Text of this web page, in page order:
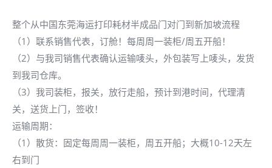
整个从中国东莞海运打印耗材半成品门对门到新加坡流程
（1）联系销售代表，订舱！每周周一装柜/周五开船！
（2）与我司销售代表确认运输唛头，外包装写上唛头，发货
到我司仓库。
（3）我司装柜，报关，放行走船，预计到港时间，代理清
关，送货上门，签收！
运输周期：
（1）散货：固定每周周一装柜，周五开船；大概10-12天左
右到门